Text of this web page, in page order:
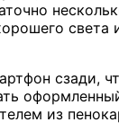
света
сзади,
из